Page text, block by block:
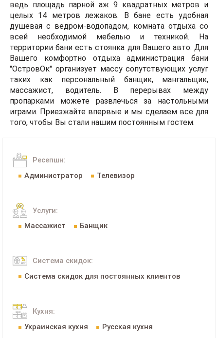
ведь площадь парной аж 9 квадратных метров и
целых 14 метров лежаков. В бане есть удобная
душевая с ведром-водопадом, комната отдыха со
всей необходимой мебелью и техникой. На
территории бани есть стоянка для Вашего авто. Для
Вашего комфортно отдыха администрация бани
"ОстровОк" организует массу сопутствующих услуг
таких как персональный банщик, мангальщик,
массажист, водитель. В перерывах между
пропарками можете развлечься за настольными
играми. Приезжайте впервые и мы сделаем все для
того, чтобы Вы стали нашим постоянным гостем.
Ресепшн:
Администратор
Телевизор
Услуги:
Массажист
Банщик
Система скидок:
Система скидок для постоянных клиентов
Кухня:
Украинская кухня
Русская кухня